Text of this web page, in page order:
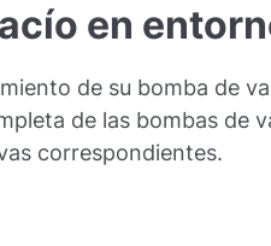
en
de su bomba de
de las bombas
correspondientes.